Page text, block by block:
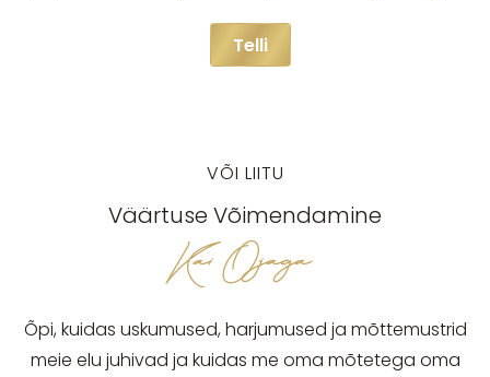
Telli
VÕI LIITU
Väärtuse Võimendamine
Kai Ojaga
Õpi, kuidas uskumused, harjumused ja mõttemustrid
meie elu juhivad ja kuidas me oma mõtetega oma